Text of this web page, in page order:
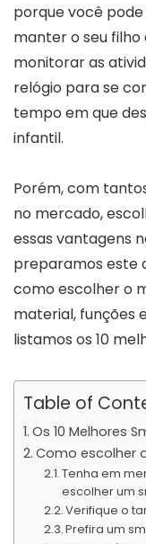
porque você
manter o seu
monitorar as
relógio para se
tempo em que
infantil.
Porém, com
no mercado,
essas vantagens
preparamos este
como escolher o
material, funções
listamos os 10
Table of
Os 10 Melhores
Como escolher
Tenha em
escolher um
Verifique o
Prefira um